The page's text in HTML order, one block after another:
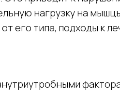
нагрузку на
его типа, подходы к